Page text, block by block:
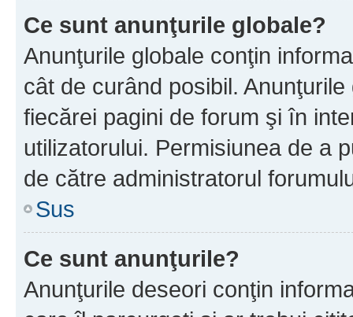
Ce sunt anunţurile globale?
Anunţurile globale conţin
cât de curând posibil.
fiecărei pagini de forum şi în
utilizatorului. Permisiunea de a
de către administratorul
Sus
Ce sunt anunţurile?
Anunţurile deseori conţin